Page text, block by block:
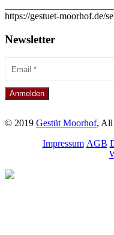
https://gestuet-moorhof.de/
Newsletter
© 2019 Gestüt Moorhof, All
Impressum AGB